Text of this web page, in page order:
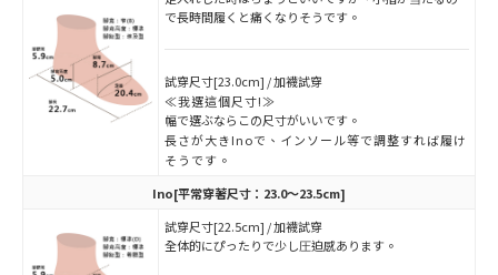
で長時間履くと痛くなりそうです。
試穿尺寸[23.0cm] / 加襪試穿
≪我選這個尺寸!≫
幅で選ぶならこの尺寸がいいです。
長さが大きInoで、インソール等で調整すれば履け
そうです。
Ino[平常穿著尺寸：23.0～23.5cm]
試穿尺寸[22.5cm] / 加襪試穿
全体的にぴったりで少し圧迫感あります。